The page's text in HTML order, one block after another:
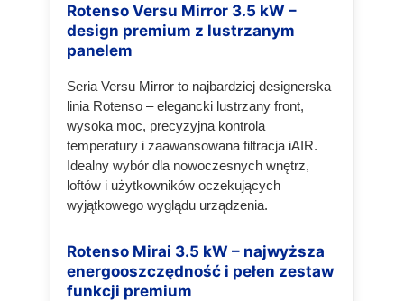
Rotenso Versu Mirror 3.5 kW –
design premium z lustrzanym
panelem
Seria Versu Mirror to najbardziej designerska
linia Rotenso – elegancki lustrzany front,
wysoka moc, precyzyjna kontrola
temperatury i zaawansowana filtracja iAIR.
Idealny wybór dla nowoczesnych wnętrz,
loftów i użytkowników oczekujących
wyjątkowego wyglądu urządzenia.
Rotenso Mirai 3.5 kW – najwyższa
energooszczędność i pełen zestaw
funkcji premium